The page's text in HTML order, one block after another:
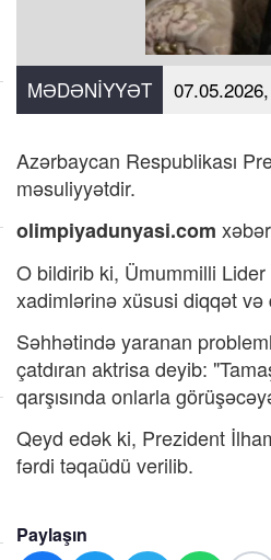
MƏDƏNIYYƏT
Azərbaycan Respublikası
məsuliyyətdir.
olimpiyadunyasi.com
O bildirib ki, Ümummilli
xadimlərinə xüsusi diqqət və
Səhhətində yaranan
çatdıran aktrisa deyib:
qarşısında onlarla
Qeyd edək ki, Prezident
fərdi təqaüdü verilib.
Paylaşın